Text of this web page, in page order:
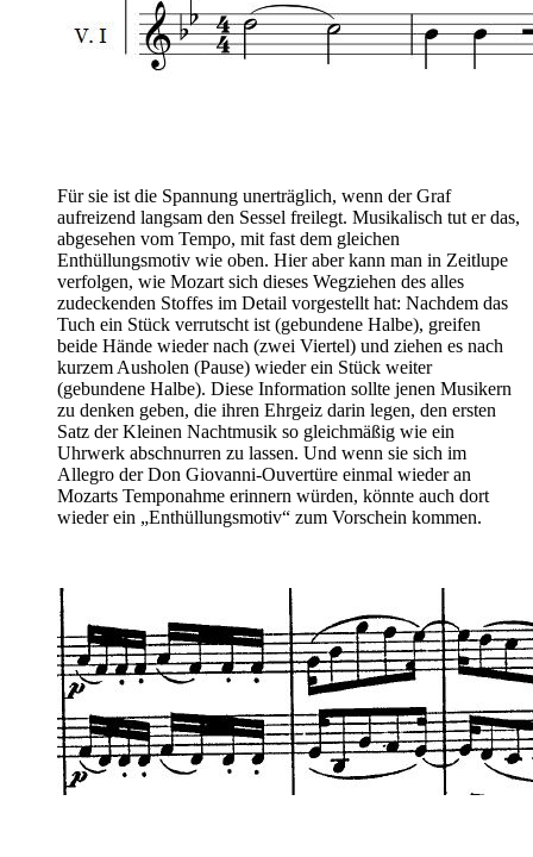
Für sie ist die Spannung unerträglich, wenn der Graf
aufreizend langsam den Sessel freilegt. Musikalisch tut er das,
abgesehen vom Tempo, mit fast dem gleichen
Enthüllungsmotiv wie oben. Hier aber kann man in Zeitlupe
verfolgen, wie Mozart sich dieses Wegziehen des alles
zudeckenden Stoffes im Detail vorgestellt hat: Nachdem das
Tuch ein Stück verrutscht ist (gebundene Halbe), greifen
beide Hände wieder nach (zwei Viertel) und ziehen es nach
kurzem Ausholen (Pause) wieder ein Stück weiter
(gebundene Halbe). Diese Information sollte jenen Musikern
zu denken geben, die ihren Ehrgeiz darin legen, den ersten
Satz der Kleinen Nachtmusik so gleichmäßig wie ein
Uhrwerk abschnurren zu lassen. Und wenn sie sich im
Allegro der Don Giovanni-Ouvertüre einmal wieder an
Mozarts Temponahme erinnern würden, könnte auch dort
wieder ein „Enthüllungsmotiv“ zum Vorschein kommen.